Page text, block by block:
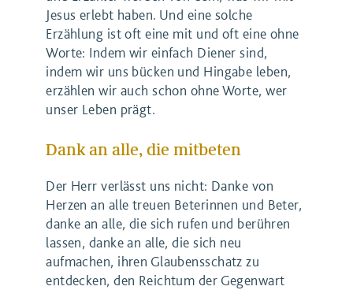
Jesus erlebt haben. Und eine solche
Erzählung ist oft eine mit und oft eine ohne
Worte: Indem wir einfach Diener sind,
indem wir uns bücken und Hingabe leben,
erzählen wir auch schon ohne Worte, wer
unser Leben prägt.
Dank an alle, die mitbeten
Der Herr verlässt uns nicht: Danke von
Herzen an alle treuen Beterinnen und Beter,
danke an alle, die sich rufen und berühren
lassen, danke an alle, die sich neu
aufmachen, ihren Glaubensschatz zu
entdecken, den Reichtum der Gegenwart